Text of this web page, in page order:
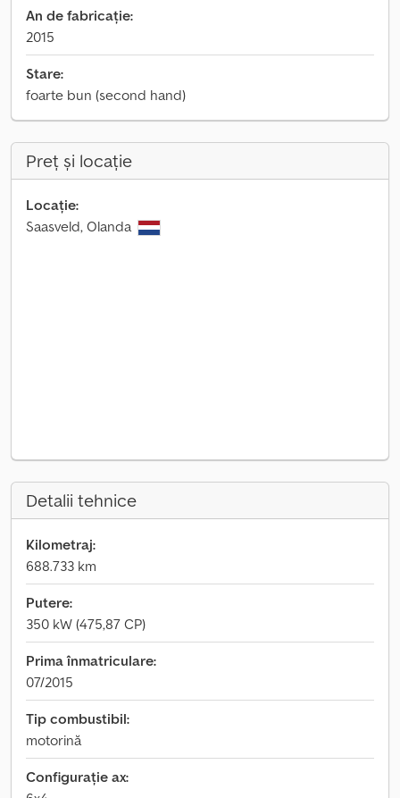
An de fabricație:
2015
Stare:
foarte bun (second hand)
Preț și locație
Locație:
Saasveld, Olanda
Detalii tehnice
Kilometraj:
688.733 km
Putere:
350 kW (475,87 CP)
Prima înmatriculare:
07/2015
Tip combustibil:
motorină
Configurație ax: